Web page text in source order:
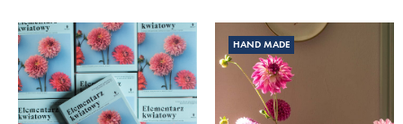
HAND MADE